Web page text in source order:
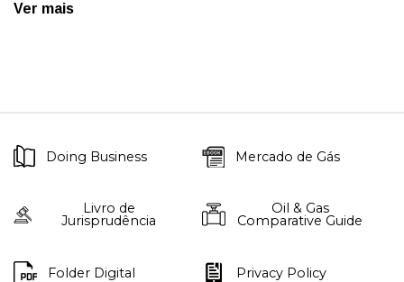
Ver mais
Doing Business Mercado de Gás
Livro de
Jurisprudência
Oil & Gas
Comparative Guide
Folder Digital Privacy Policy